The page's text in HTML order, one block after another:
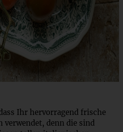
Ihr hervorragend frische
verwendet, denn die sind